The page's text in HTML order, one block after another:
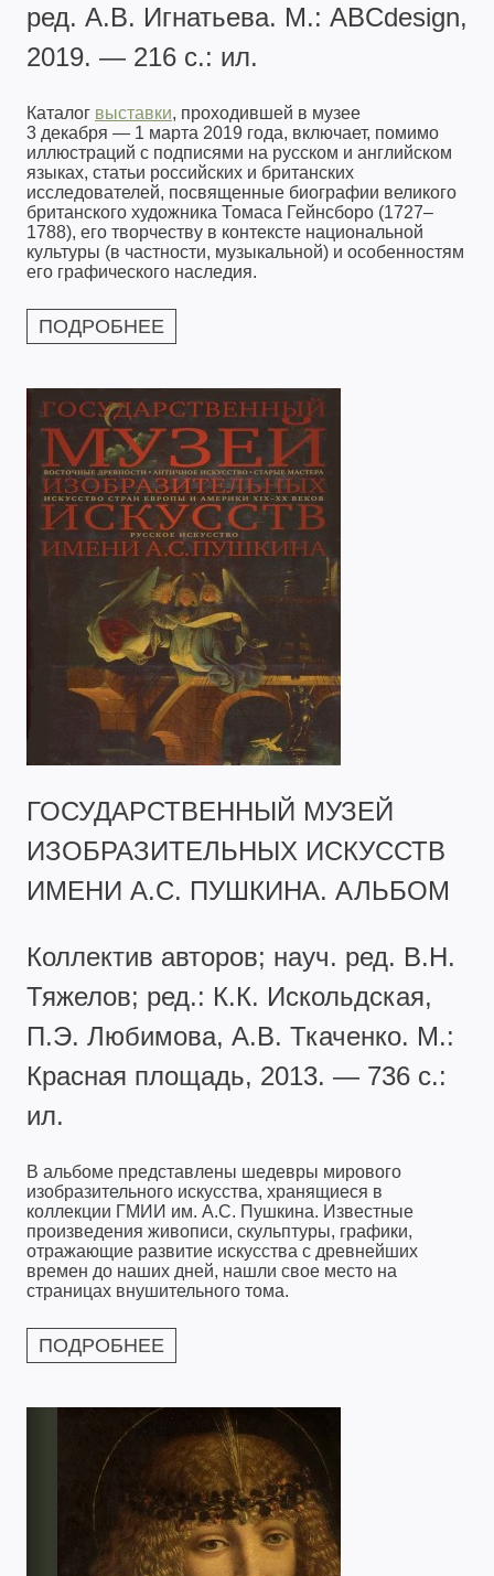
ред. А.В. Игнатьева. М.: ABCdesign,
2019. — 216 с.: ил.
Каталог выставки, проходившей в музее
3 декабря — 1 марта 2019 года, включает, помимо
иллюстраций с подписями на русском и английском
языках, статьи российских и британских
исследователей, посвященные биографии великого
британского художника Томаса Гейнсборо (1727–
1788), его творчеству в контексте национальной
культуры (в частности, музыкальной) и особенностям
его графического наследия.
ПОДРОБНЕЕ
ГОСУДАРСТВЕННЫЙ МУЗЕЙ
ИЗОБРАЗИТЕЛЬНЫХ ИСКУССТВ
ИМЕНИ А.С. ПУШКИНА. АЛЬБОМ
Коллектив авторов; науч. ред. В.Н.
Тяжелов; ред.: К.К. Искольдская,
П.Э. Любимова, А.В. Ткаченко. М.:
Красная площадь, 2013. — 736 с.:
ил.
В альбоме представлены шедевры мирового
изобразительного искусства, хранящиеся в
коллекции ГМИИ им. А.С. Пушкина. Известные
произведения живописи, скульптуры, графики,
отражающие развитие искусства с древнейших
времен до наших дней, нашли свое место на
страницах внушительного тома.
ПОДРОБНЕЕ